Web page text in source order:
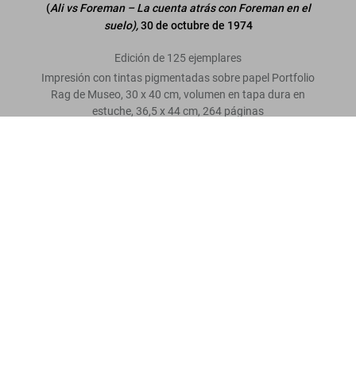
(Ali vs Foreman – La cuenta atrás con Foreman en el
suelo),30 de octubre de 1974
Edición de 125 ejemplares
Impresión con tintas pigmentadas sobre papel Portfolio
Rag de Museo, 30 x 40 cm, volumen en tapa dura en
estuche, 36,5 x 44 cm, 264 páginas